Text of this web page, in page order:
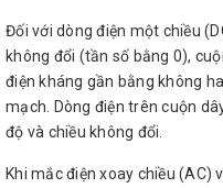
Đối với dòng điện một chiều
không đổi (tần số bằng 0),
điện kháng gần bằng không
mạch. Dòng điện trên cuộn
độ và chiều không đổi.
Khi mắc điện xoay chiều (AC)